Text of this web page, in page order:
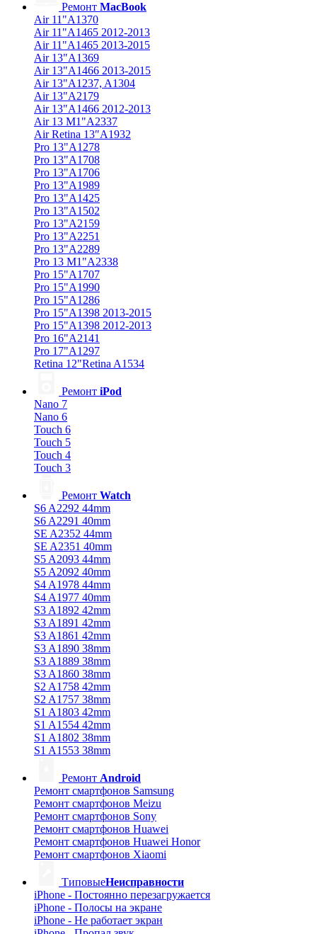
Ремонт MacBook
Air 11"A1370
Air 11"A1465 2012-2013
Air 11"A1465 2013-2015
Air 13"A1369
Air 13"A1466 2013-2015
Air 13"A1237, A1304
Air 13"A2179
Air 13"A1466 2012-2013
Air 13 M1"A2337
Air Retina 13″A1932
Pro 13"A1278
Pro 13"A1708
Pro 13"A1706
Pro 13"A1989
Pro 13"A1425
Pro 13"A1502
Pro 13"A2159
Pro 13"A2251
Pro 13"A2289
Pro 13 M1"A2338
Pro 15"A1707
Pro 15"A1990
Pro 15"A1286
Pro 15"A1398 2013-2015
Pro 15"A1398 2012-2013
Pro 16"A2141
Pro 17"A1297
Retina 12"Retina A1534
Ремонт iPod
Nano 7
Nano 6
Touch 6
Touch 5
Touch 4
Touch 3
Ремонт Watch
S6 A2292 44mm
S6 A2291 40mm
SE A2352 44mm
SE A2351 40mm
S5 A2093 44mm
S5 A2092 40mm
S4 A1978 44mm
S4 A1977 40mm
S3 A1892 42mm
S3 A1891 42mm
S3 A1861 42mm
S3 A1890 38mm
S3 A1889 38mm
S3 A1860 38mm
S2 A1758 42mm
S2 A1757 38mm
S1 A1803 42mm
S1 A1554 42mm
S1 A1802 38mm
S1 A1553 38mm
Ремонт Android
Ремонт смартфонов Samsung
Ремонт смартфонов Meizu
Ремонт смартфонов Sony
Ремонт смартфонов Huawei
Ремонт смартфонов Huawei Honor
Ремонт смартфонов Xiaomi
ТиповыеНеисправности
iPhone - Постоянно перезагружается
iPhone - Полосы на экране
iPhone - Не работает экран